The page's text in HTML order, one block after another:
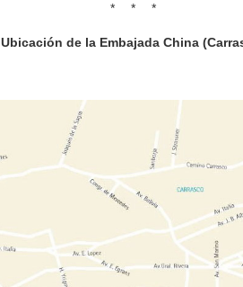
* * *
Ubicación de la Embajada China